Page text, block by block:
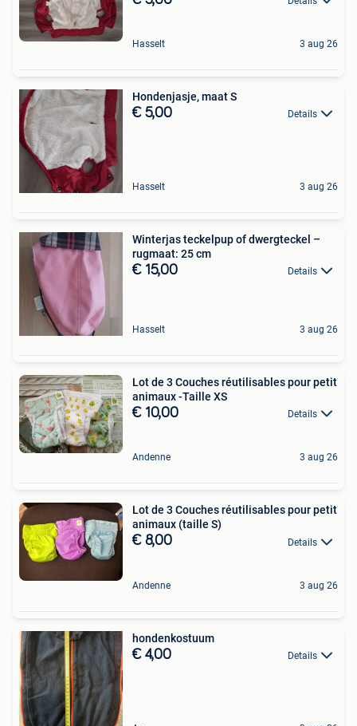
Hasselt 3 aug 26
Hondenjasje, maat S
€ 5,00 Details
Hasselt 3 aug 26
Winterjas teckelpup of dwergteckel –
rugmaat: 25 cm
€ 15,00 Details
Hasselt 3 aug 26
Lot de 3 Couches réutilisables pour petit
animaux -Taille XS
€ 10,00 Details
Andenne 3 aug 26
Lot de 3 Couches réutilisables pour petit
animaux (taille S)
€ 8,00 Details
Andenne 3 aug 26
hondenkostuum
€ 4,00 Details